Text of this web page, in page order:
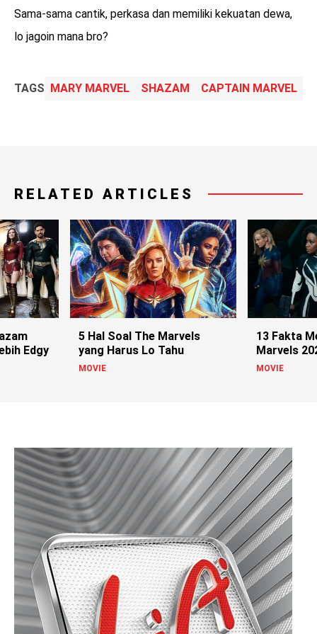
Sama-sama cantik, perkasa dan memiliki kekuatan dewa,
lo jagoin mana bro?
TAGS MARY MARVEL SHAZAM CAPTAIN MARVEL
RELATED ARTICLES
Edgy
5 Hal Soal The Marvels
yang Harus Lo Tahu
MOVIE
13 Fakta
Marvels
Tahu !
MOVIE